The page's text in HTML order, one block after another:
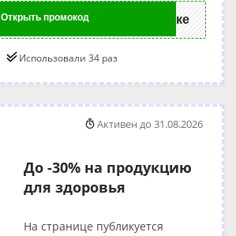
Открыть промокод ке
Использовали 34 раз
До -30% на продукцию
для здоровья
На странице публикуется
Активен до 31.08.2026